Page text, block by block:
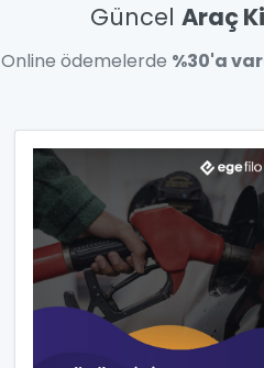
Güncel Araç
Online ödemelerde %30'a